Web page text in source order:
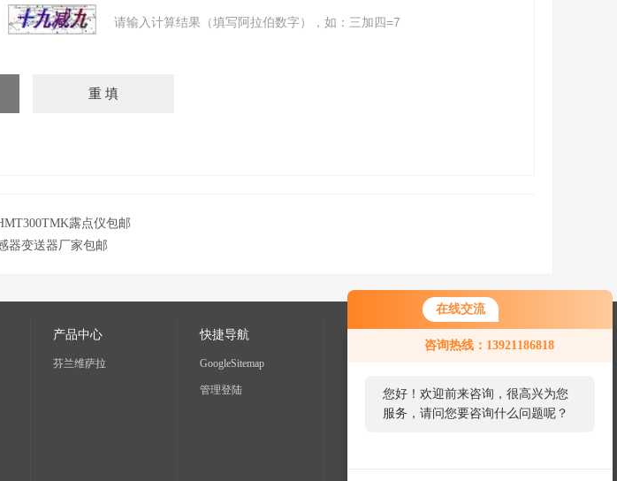
在线交流
咨询热线：13921186818
您好！欢迎前来咨询，很高兴为您
服务，请问您要咨询什么问题呢？
请输入计算结果（填写阿拉伯数字），如：三加四=7
露点仪包邮
器变送器厂家包邮
产品中心
芬兰维萨拉
快捷导航
GoogleSitemap
管理登陆